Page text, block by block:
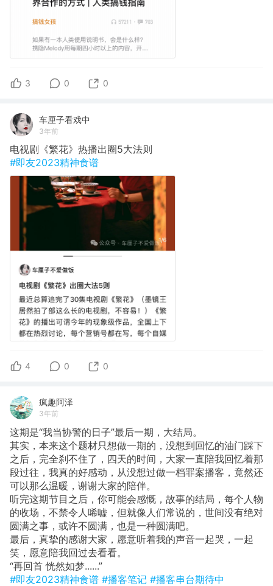
3 0 0
车厘子看戏中
3年前
电视剧《繁花》热播出圈5大法则
#即友2023精神食谱
4 0 0
疯趣阿泽
3年前
这期是“我当协警的日子”最后一期，大结局。
其实，本来这个题材只想做一期的，没想到回忆的油门踩下
之后，完全刹不住了，四天的时间，大家一直陪我回忆着那
段过往，我真的好感动，从没想过做一档罪案播客，竟然还
可以那么温暖，谢谢大家的陪伴。
听完这期节目之后，你可能会感慨，故事的结局，每个人物
的收场，不禁令人唏嘘，但就像人们常说的，世间没有绝对
圆满之事，或许不圆满，也是一种圆满吧。
最后，真挚的感谢大家，愿意听着我的声音一起哭，一起
笑，愿意陪我回过去看看。
“再回首 恍然如梦......”
#即友2023精神食谱 #播客笔记 #播客串台期待中